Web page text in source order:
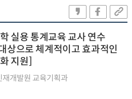
실용 통계교육 교사 연수
상으로 체계적이고 효과적인
지원]
개발원 교육기획과